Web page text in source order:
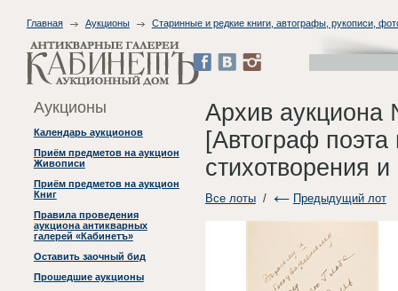
Главная Аукционы Старинные и редкие книги, автографы, рукописи,
Аукционы
Календарь аукционов
Приём предметов на аукцион
Живописи
Приём предметов на аукцион
Книг
Правила проведения
аукциона антикварных
галерей «Кабинетъ»
Оставить заочный бид
Прошедшие аукционы
Архив
[Автограф
стихотворения
Все лоты/ Предыдущий лот